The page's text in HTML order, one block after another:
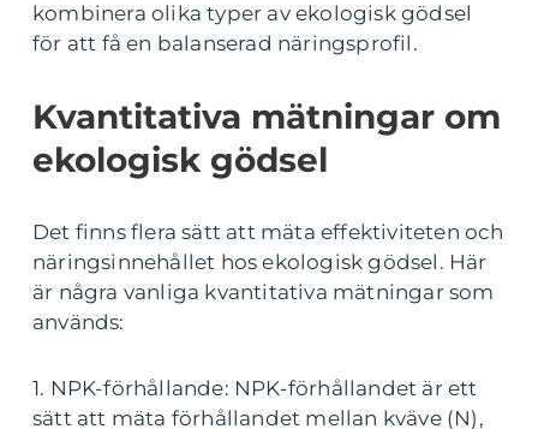
kombinera olika typer av ekologisk gödsel
för att få en balanserad näringsprofil.
Kvantitativa mätningar om
ekologisk gödsel
Det finns flera sätt att mäta effektiviteten och
näringsinnehållet hos ekologisk gödsel. Här
är några vanliga kvantitativa mätningar som
används:
1. NPK-förhållande: NPK-förhållandet är ett
sätt att mäta förhållandet mellan kväve (N),